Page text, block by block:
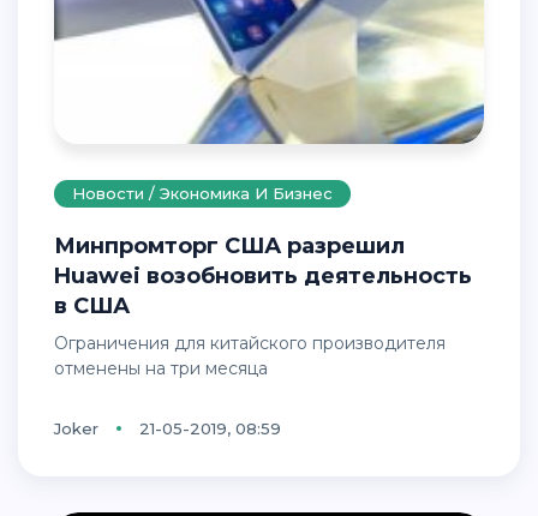
Новости / Экономика И Бизнес
Минпромторг США разрешил
Huawei возобновить деятельность
в США
Ограничения для китайского производителя
отменены на три месяца
Joker 21-05-2019, 08:59